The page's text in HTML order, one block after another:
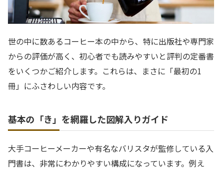
世の中に数あるコーヒー本の中から、特に出版社や専門家
からの評価が高く、初心者でも読みやすいと評判の定番書
をいくつかご紹介します。これらは、まさに「最初の1
冊」にふさわしい内容です。
基本の「き」を網羅した図解入りガイド
大手コーヒーメーカーや有名なバリスタが監修している入
門書は、非常にわかりやすい構成になっています。例え